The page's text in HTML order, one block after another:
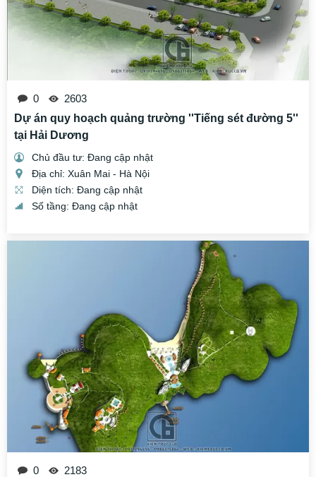
0
2603
Dự án quy hoạch quảng trường ''Tiếng sét đường 5''
tại Hải Dương
Chủ đầu tư: Đang cập nhật
Địa chỉ: Xuân Mai - Hà Nội
Diện tích: Đang cập nhật
Số tầng: Đang cập nhật
0
2183